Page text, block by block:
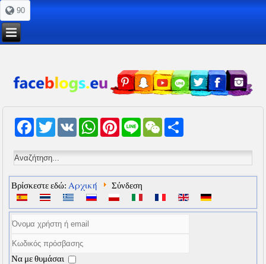
90
FacebookTwitterVK WhatsAppPinterest
Line WeChat
Βρίσκεστε εδώ:Αρχική Σύνδεση
Να με θυμάσαι